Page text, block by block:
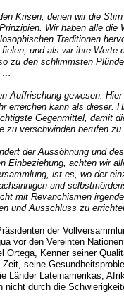
Krisen, denen wir die
Wir haben alle die
Traditionen
und als wir ihre Werte
zu den schlimmsten
…
Auffrischung gewesen.
erreichen kann als dieser.
Gegenmittel, damit
zu verschwinden berufen
der Aussöhnung und
Einbeziehung, achten wir
ist es, wo der
und
mit Revanchismen
und Ausschluss zu
der
vor den Vereinten
Ortega, Kenner seiner
seine
Länder Lateinamerikas,
durch die